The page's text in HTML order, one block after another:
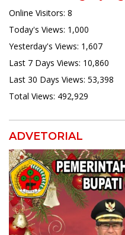
Online Visitors: 8
Today's Views: 1,000
Yesterday's Views: 1,607
Last 7 Days Views: 10,860
Last 30 Days Views: 53,398
Total Views: 492,929
ADVETORIAL